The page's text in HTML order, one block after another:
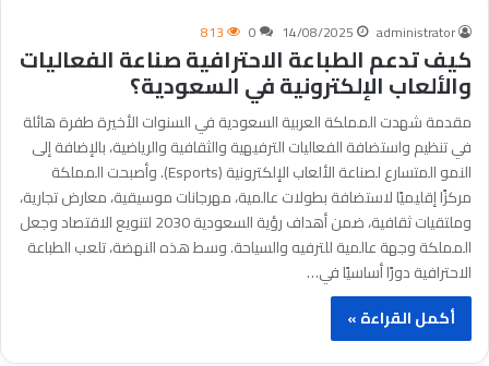
administrator
14/08/2025
0
813
كيف تدعم الطباعة الاحترافية صناعة الفعاليات
والألعاب الإلكترونية في السعودية؟
مقدمة شهدت المملكة العربية السعودية في السنوات الأخيرة طفرة هائلة
في تنظيم واستضافة الفعاليات الترفيهية والثقافية والرياضية، بالإضافة إلى
النمو المتسارع لصناعة الألعاب الإلكترونية (Esports). وأصبحت المملكة
مركزًا إقليميًا لاستضافة بطولات عالمية، مهرجانات موسيقية، معارض تجارية،
وملتقيات ثقافية، ضمن أهداف رؤية السعودية 2030 لتنويع الاقتصاد وجعل
المملكة وجهة عالمية للترفيه والسياحة. وسط هذه النهضة، تلعب الطباعة
الاحترافية دورًا أساسيًا في…
أكمل القراءة »